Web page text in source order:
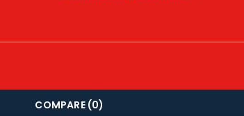
COMPARE (0)